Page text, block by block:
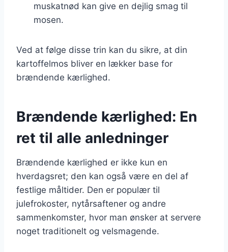
muskatnød kan give en dejlig smag til
mosen.
Ved at følge disse trin kan du sikre, at din
kartoffelmos bliver en lækker base for
brændende kærlighed.
Brændende kærlighed: En
ret til alle anledninger
Brændende kærlighed er ikke kun en
hverdagsret; den kan også være en del af
festlige måltider. Den er populær til
julefrokoster, nytårsaftener og andre
sammenkomster, hvor man ønsker at servere
noget traditionelt og velsmagende.